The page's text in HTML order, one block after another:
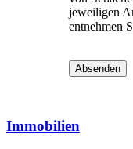
jeweiligen
entnehmen
Absenden
Immobilien